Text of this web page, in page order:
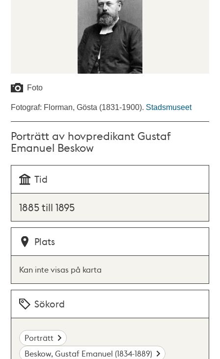
Foto
Fotograf: Florman, Gösta (1831-1900). Stadsmuseet
Porträtt av hovpredikant Gustaf
Emanuel Beskow
Tid
1885 till 1895
Plats
Kan inte visas på karta
Sökord
Porträtt
Beskow, Gustaf Emanuel (1834-1889)